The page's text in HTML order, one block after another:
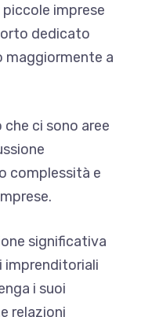
imprese
dedicato
maggiormente a
ci sono aree
complessità e
significativa
imprenditoriali
i suoi
relazioni